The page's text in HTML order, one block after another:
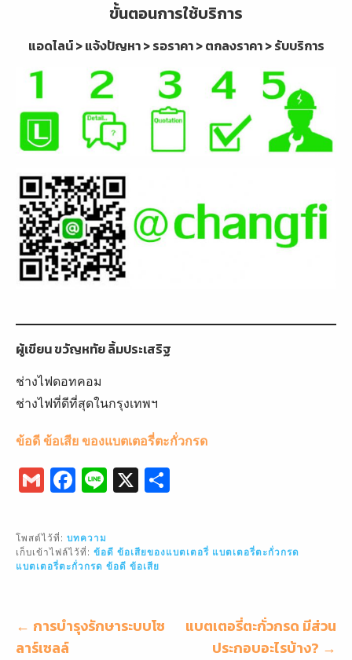
ขั้นตอนการใช้บริการ
แอดไลน์ > แจ้งปัญหา > รอราคา > ตกลงราคา > รับบริการ
ผู้เขียนขวัญหทัย ลิ้มประเสริฐ
ช่างไฟดอทคอม
ช่างไฟที่ดีที่สุดในกรุงเทพฯ
ข้อดี ข้อเสีย ของแบตเตอรี่ตะกั่วกรด
G
m
ai
l
F
a
c
e
b
o
Li
n
X
e
โพสต์ไว้ที่: บทความ
เก็บเข้าไฟล์ไว้ที่: ข้อดี ข้อเสียของแบตเตอรี่ แบตเตอรี่ตะกั่วกรด
แบตเตอรี่ตะกั่วกรด ข้อดี ข้อเสีย
แนะแนว
เรื่อง
← การบำรุงรักษาระบบโซ
ลาร์เซลล์
แบตเตอรี่ตะกั่วกรด มีส่วน
ประกอบอะไรบ้าง? →